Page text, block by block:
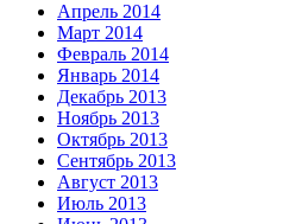
Апрель 2014
Март 2014
Февраль 2014
Январь 2014
Декабрь 2013
Ноябрь 2013
Октябрь 2013
Сентябрь 2013
Август 2013
Июль 2013